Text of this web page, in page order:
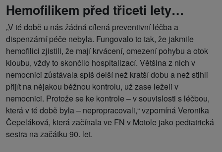
Hemofilikem před třiceti lety…
„V té době u nás žádná cílená preventivní léčba a
dispenzární péče nebyla. Fungovalo to tak, že jakmile
hemofilici zjistili, že mají krvácení, omezení pohybu a otok
kloubu, vždy to skončilo hospitalizací. Většina z nich v
nemocnici zůstávala spíš delší než kratší dobu a než stihli
přijít na nějakou běžnou kontrolu, už zase leželi v
nemocnici. Protože se ke kontrole – v souvislosti s léčbou,
která v té době byla – nepropracovali,“ vzpomíná Veronika
Čepeláková, která začínala ve FN v Motole jako pediatrická
sestra na začátku 90. let.